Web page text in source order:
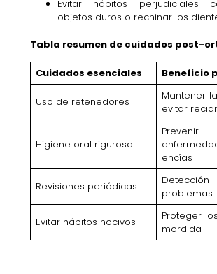
Evitar hábitos perjudiciales
objetos duros o rechinar los
Tabla resumen de cuidados post-
Cuidados esenciales Beneficio
Uso de retenedores
Mantener
evitar
Higiene oral rigurosa
encías
Revisiones periódicas
problemas
Evitar hábitos nocivos
Proteger
mordida